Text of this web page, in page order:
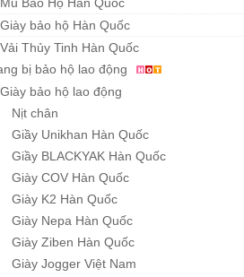
Mũ Bảo Hộ Hàn Quốc
Giày bảo hộ Hàn Quốc
Vải Thủy Tinh Hàn Quốc
bị bảo hộ lao động
Giày bảo hộ lao động
Nịt chân
Giầy Unikhan Hàn Quốc
Giầy BLACKYAK Hàn Quốc
Giày COV Hàn Quốc
Giày K2 Hàn Quốc
Giày Nepa Hàn Quốc
Giày Ziben Hàn Quốc
Giày Jogger Việt Nam